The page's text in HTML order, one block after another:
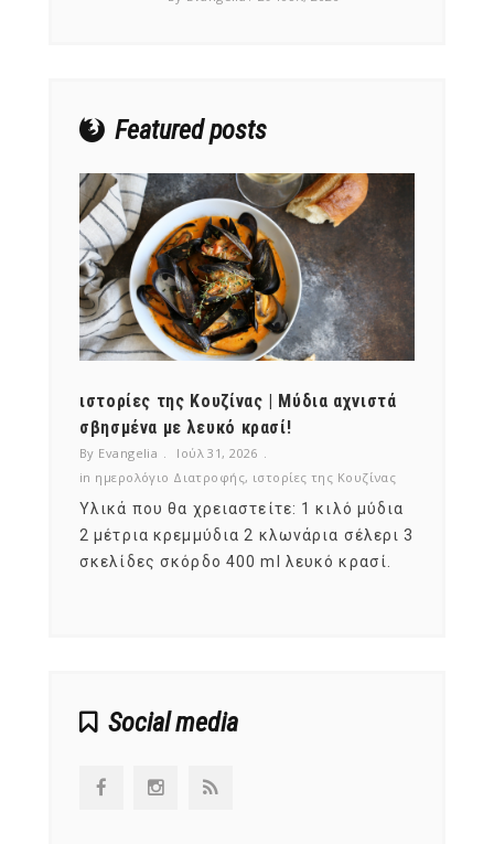
Featured posts
ιστορίες της Κουζίνας | Μύδια αχνιστά
σβησμένα με λευκό κρασί!
By Evangelia
Ιούλ 31, 2026
in ημερολόγιο Διατροφής, ιστορίες της Κουζίνας
Υλικά που θα χρειαστείτε: 1 κιλό μύδια
2 μέτρια κρεμμύδια 2 κλωνάρια σέλερι 3
σκελίδες σκόρδο 400 ml λευκό κρασί.
Social media